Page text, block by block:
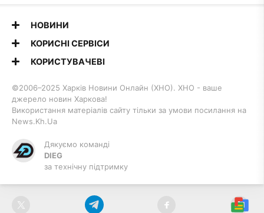
НОВИНИ
КОРИСНІ СЕРВІСИ
КОРИСТУВАЧЕВІ
©2006–2025 Харків Новини Онлайн (ХНО). ХНО - ваше
джерело новин Харкова!
Використання матеріалів сайту тільки за умови посилання на
News.Kh.Ua
Дякуємо команді
DIEG
за технічну підтримку